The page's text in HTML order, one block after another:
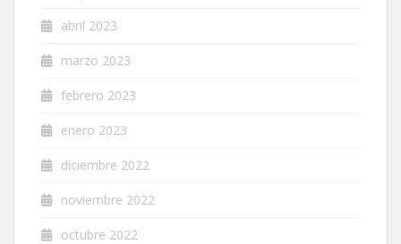
abril 2023
marzo 2023
febrero 2023
enero 2023
diciembre 2022
noviembre 2022
octubre 2022